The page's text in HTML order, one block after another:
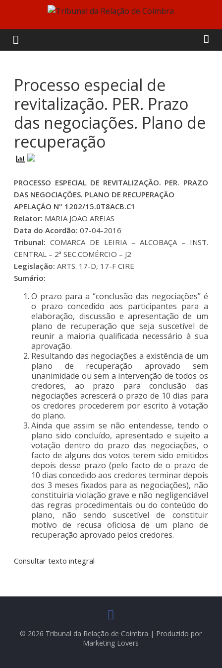
content
Tribunal
da
Relação
de
Coimbra
Processo especial de
revitalização. PER. Prazo
das negociações. Plano de
recuperação
PROCESSO ESPECIAL DE REVITALIZAÇÃO. PER. PRAZO
DAS NEGOCIAÇÕES. PLANO DE RECUPERAÇÃO
APELAÇÃO Nº 1202/15.0T8ACB.C1
Relator: MARIA JOÃO AREIAS
Data do Acordão: 07-04-2016
Tribunal:COMARCA DE LEIRIA – ALCOBAÇA – INST.
CENTRAL – 2ª SEC.COMÉRCIO – J2
Legislação: ARTS. 17-D, 17-F CIRE
Sumário:
O prazo para a “conclusão das negociações” é
o prazo concedido aos participantes para a
elaboração, discussão e apresentação de um
plano de recuperação que seja suscetível de
reunir a maioria qualificada necessário à sua
aprovação.
Resultando das negociações a existência de um
plano de recuperação aprovado sem
unanimidade ou sem a intervenção de todos os
credores, ao prazo para conclusão das
negociações acrescerá o prazo de 10 dias para
os credores procederem por escrito à votação
do plano.
Ainda que assim se não entendesse, tendo o
plano sido concluído, apresentado e sujeito a
votação dentro do prazo das negociações, o
facto de alguns dos votos terem sido emitidos
depois desse prazo (pelo facto de o prazo de
10 dias concedido aos credores terminar depois
dos 3 meses fixados para as negociações), não
constituiria violação grave e não negligenciável
das regras procedimentais ou do conteúdo do
plano, não sendo suscetível de constituir
motivo de recusa oficiosa de um plano de
recuperação aprovado pelos credores.
Consultar texto integral
© 2026 Tribunal da Relação de Coimbra | Produzido por
Marketing Lovers